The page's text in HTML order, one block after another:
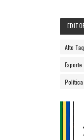
Alto
Esporte
Política